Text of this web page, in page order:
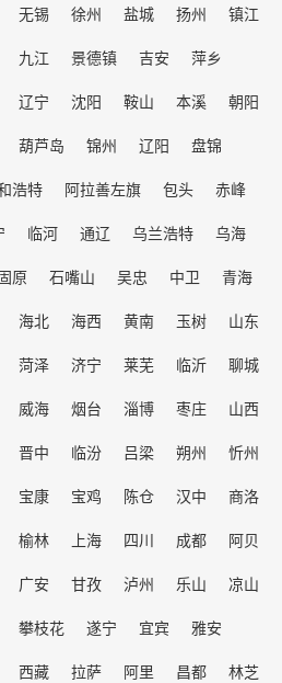
无锡 徐州 盐城 扬州
镇江
九江 景德镇 吉安
萍乡
辽宁 沈阳 鞍山 本溪
朝阳
葫芦岛 锦州 辽阳
盘锦
浩特 阿拉善左旗 包头
赤峰
临河 通辽 乌兰浩特
乌海
原 石嘴山 吴忠 中卫
青海
海北 海西 黄南 玉树
山东
菏泽 济宁 莱芜 临沂
聊城
威海 烟台 淄博 枣庄
山西
晋中 临汾 吕梁 朔州
忻州
宝康 宝鸡 陈仓 汉中
商洛
榆林 上海 四川 成都
阿贝
广安 甘孜 泸州 乐山
凉山
攀枝花 遂宁 宜宾
雅安
西藏 拉萨 阿里 昌都
林芝